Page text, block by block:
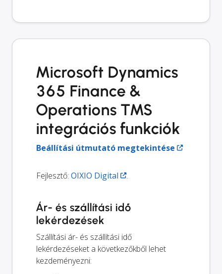
Microsoft Dynamics
365 Finance &
Operations TMS
integrációs funkciók
Beállítási útmutató megtekintése
Fejlesztő: OIXIO Digital .
Ár- és szállítási idő
lekérdezések
Szállítási ár- és szállítási idő
lekérdezéseket a következőkből lehet
kezdeményezni: